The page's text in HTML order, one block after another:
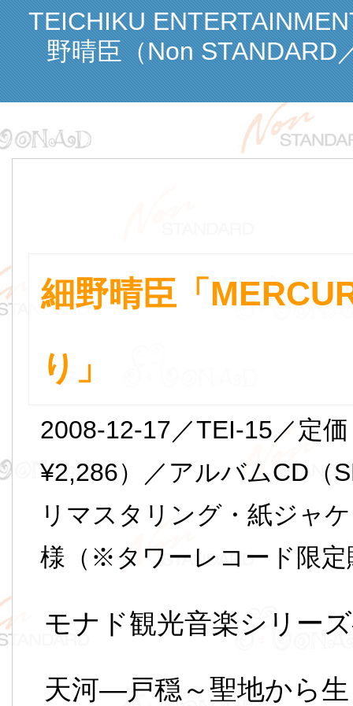
TEICHIKU
野晴臣（Non STANDARD
細野晴臣「
り」
2008-12-17／TEI-15／定
¥2,286）／アルバムCD（
リマスタリング・紙ジャ
様（※タワーレコード限定
モナド観光音楽シリー
天河―戸穏～聖地から